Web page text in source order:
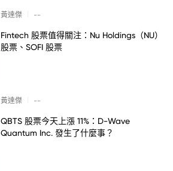
黃達傑 --
Fintech 股票值得關注：Nu Holdings（NU）
股票、SOFI 股票
黃達傑 --
QBTS 股票今天上漲 11%：D-Wave
Quantum Inc. 發生了什麼事？